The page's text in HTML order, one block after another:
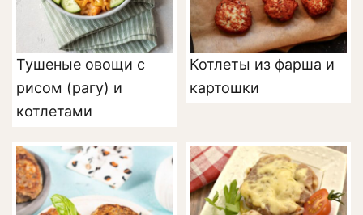
Тушеные овощи с
рисом (рагу) и
котлетами
Котлеты из фарша и
картошки